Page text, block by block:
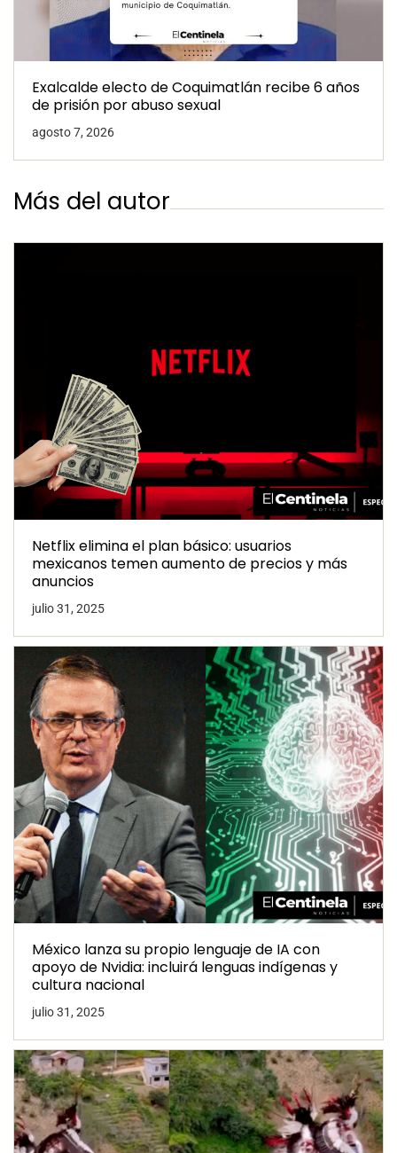
Exalcalde electo de Coquimatlán recibe 6 años
de prisión por abuso sexual
agosto 7, 2026
Más del autor
Netflix elimina el plan básico: usuarios
mexicanos temen aumento de precios y más
anuncios
julio 31, 2025
México lanza su propio lenguaje de IA con
apoyo de Nvidia: incluirá lenguas indígenas y
cultura nacional
julio 31, 2025